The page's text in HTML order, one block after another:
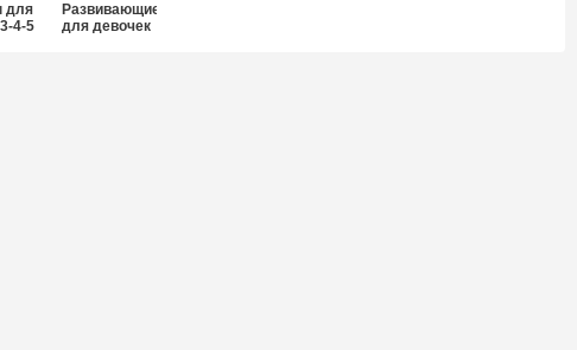
для
4-5
Развивающие
для девочек